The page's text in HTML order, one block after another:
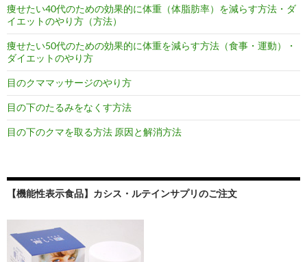
痩せたい40代のための効果的に体重（体脂肪率）を減らす方法・ダ
イエットのやり方（方法）
痩せたい50代のための効果的に体重を減らす方法（食事・運動）・
ダイエットのやり方
目のクママッサージのやり方
目の下のたるみをなくす方法
目の下のクマを取る方法 原因と解消方法
【機能性表示食品】カシス・ルテインサプリのご注文